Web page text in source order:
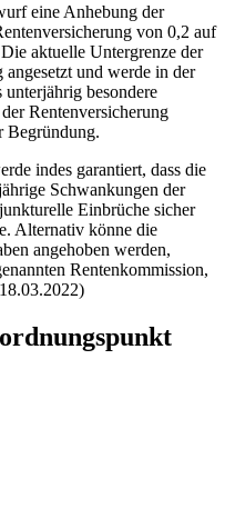
eine Anhebung der
von 0,2 auf
aktuelle Untergrenze der
und werde in der
besondere
Rentenversicherung
Begründung.
indes garantiert, dass die
Schwankungen der
Einbrüche sicher
Alternativ könne die
angehoben werden,
Rentenkommission,